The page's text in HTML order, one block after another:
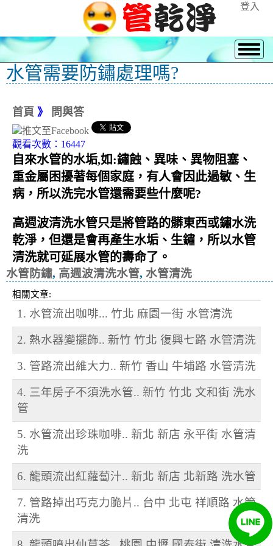
登入
水管需要防鏽處理嗎?
首頁 》 問與答
觀看次數：16447
自來水管的水垢,如:鏽蝕、異味、異物阻塞、
重金屬困擾著每個家庭，有人會因此過敏、生
病，所以洗完水管還需要些什麼呢?
高週波清洗水管只是將管路的髒東西或鏽水洗
乾淨，但還是會再產生水垢、生鏽，所以水管
清洗就可延展水管的壽命了。
水管防鏽, 高週波清洗水管, 水管清洗
相關文章:
1. 水管流出咖啡... 竹北 麻園一街 水管清洗
2. 熱水器變擺飾.. 新竹 竹北 復興七路 水管清洗
3. 管路流出維大力.. 新竹 香山 牛埔路 水管清洗
4. 三年房子不須洗水管.. 新竹 竹北 文和街 洗水
管
5. 水管流出珍珠咖啡.. 新北 新店 永平街 水管清
洗
6. 龍頭流出紅蘿蔔汁.. 新北 新店 北新路 洗水管
7. 管路掉出巧克力脆片.. 台中 北屯 祥順路 水管
清洗